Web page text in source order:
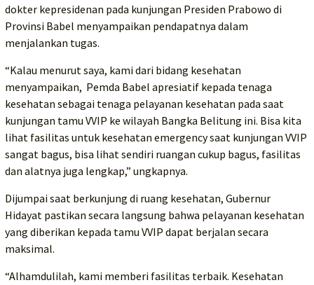
dokter kepresidenan pada kunjungan Presiden Prabowo di
Provinsi Babel menyampaikan pendapatnya dalam
menjalankan tugas.
“Kalau menurut saya, kami dari bidang kesehatan
menyampaikan, Pemda Babel apresiatif kepada tenaga
kesehatan sebagai tenaga pelayanan kesehatan pada saat
kunjungan tamu VVIP ke wilayah Bangka Belitung ini. Bisa kita
lihat fasilitas untuk kesehatan emergency saat kunjungan VVIP
sangat bagus, bisa lihat sendiri ruangan cukup bagus, fasilitas
dan alatnya juga lengkap,” ungkapnya.
Dijumpai saat berkunjung di ruang kesehatan, Gubernur
Hidayat pastikan secara langsung bahwa pelayanan kesehatan
yang diberikan kepada tamu VVIP dapat berjalan secara
maksimal.
“Alhamdulilah, kami memberi fasilitas terbaik. Kesehatan